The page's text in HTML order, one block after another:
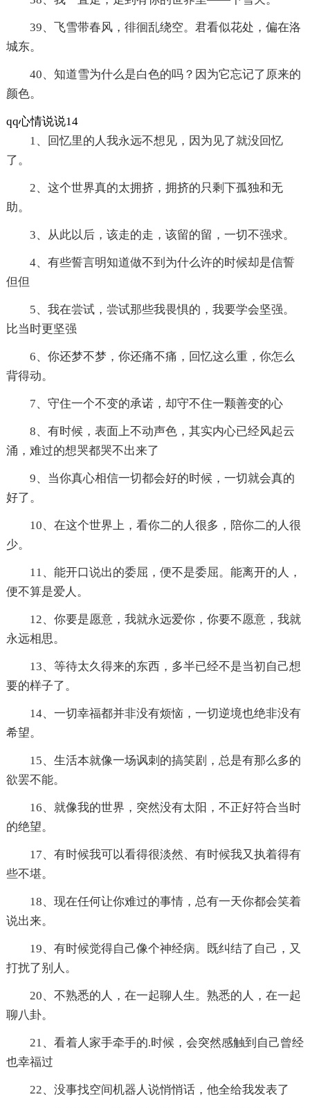
39、飞雪带春风，徘徊乱绕空。君看似花处，偏在洛
城东。
40、知道雪为什么是白色的吗？因为它忘记了原来的
颜色。
qq心情说说14
1、回忆里的人我永远不想见，因为见了就没回忆
了。
2、这个世界真的太拥挤，拥挤的只剩下孤独和无
助。
3、从此以后，该走的走，该留的留，一切不强求。
4、有些誓言明知道做不到为什么许的时候却是信誓
但但
5、我在尝试，尝试那些我畏惧的，我要学会坚强。
比当时更坚强
6、你还梦不梦，你还痛不痛，回忆这么重，你怎么
背得动。
7、守住一个不变的承诺，却守不住一颗善变的心
8、有时候，表面上不动声色，其实内心已经风起云
涌，难过的想哭都哭不出来了
9、当你真心相信一切都会好的时候，一切就会真的
好了。
10、在这个世界上，看你二的人很多，陪你二的人很
少。
11、能开口说出的委屈，便不是委屈。能离开的人，
便不算是爱人。
12、你要是愿意，我就永远爱你，你要不愿意，我就
永远相思。
13、等待太久得来的东西，多半已经不是当初自己想
要的样子了。
14、一切幸福都并非没有烦恼，一切逆境也绝非没有
希望。
15、生活本就像一场讽刺的搞笑剧，总是有那么多的
欲罢不能。
16、就像我的世界，突然没有太阳，不正好符合当时
的绝望。
17、有时候我可以看得很淡然、有时候我又执着得有
些不堪。
18、现在任何让你难过的事情，总有一天你都会笑着
说出来。
19、有时候觉得自己像个神经病。既纠结了自己，又
打扰了别人。
20、不熟悉的人，在一起聊人生。熟悉的人，在一起
聊八卦。
21、看着人家手牵手的.时候，会突然感触到自己曾经
也幸福过
22、没事找空间机器人说悄悄话，他全给我发表了